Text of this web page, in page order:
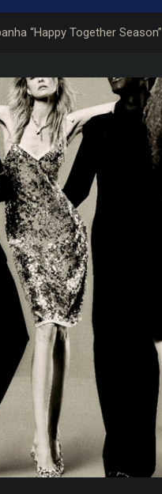
“Happy Together Season”